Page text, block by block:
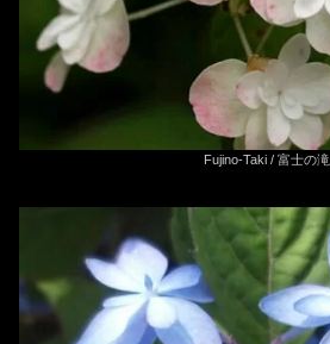
Fujino-Taki / 富士の滝